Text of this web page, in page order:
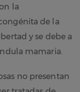
la
de la
y se debe a
mamaria.
no presentan